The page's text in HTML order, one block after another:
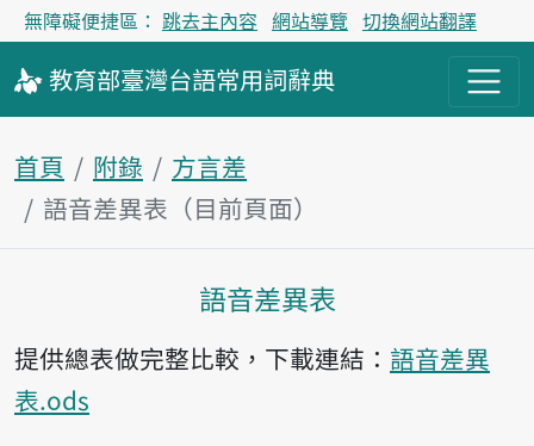
無障礙便捷區： 跳去主內容 網站導覽 切換網站翻譯
教育部臺灣台語常用詞辭典
首頁 附錄
方言差
語音差異表（目前頁面）
主內容區塊
語音差異表
提供總表做完整比較，下載連結： 語音差異
表.ods